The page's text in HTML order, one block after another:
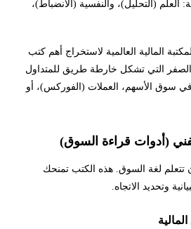
الموثوقين
الصحيح للقراءة)
العلم (التحليل)، والنفسية (الانضباط)،
المالية العالمية لاستخراج أهم كتب
الصفر التي تشكل خارطة طريق للمتداول
سوق الأسهم، العملات (الفوركس)، أو
(أدوات قراءة السوق)
تتعلم لغة السوق. هذه الكتب تمنحك
وتحديد الاتجاه.